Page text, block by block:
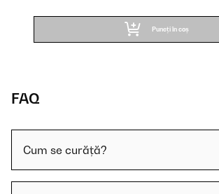
Puneți în coș
FAQ
Cum se curăță?